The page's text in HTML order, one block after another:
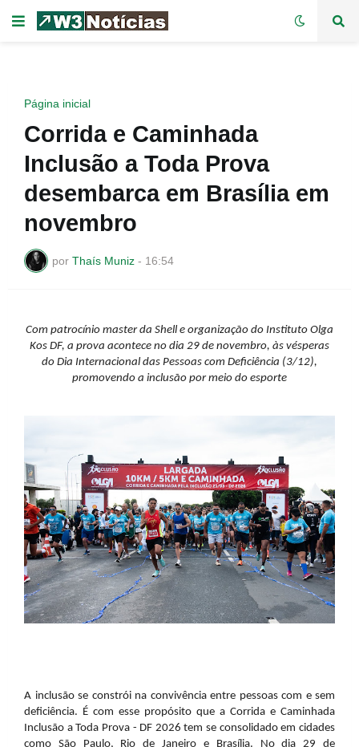
Página inicial
Corrida e Caminhada
Inclusão a Toda Prova
desembarca em Brasília em
novembro
por Thaís Muniz - 16:54
Com patrocínio master da Shell e organização do Instituto Olga
Kos DF, a prova acontece no dia 29 de novembro, às vésperas
do Dia Internacional das Pessoas com Deficiência (3/12),
promovendo a inclusão por meio do esporte
A inclusão se constrói na convivência entre pessoas com e sem
deficiência. É com esse propósito que a Corrida e Caminhada
Inclusão a Toda Prova - DF 2026 tem se consolidado em cidades
como São Paulo, Rio de Janeiro e Brasília. No dia 29 de